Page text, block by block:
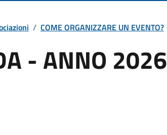
/ COME ORGANIZZARE UN EVENTO?
- ANNO 2026